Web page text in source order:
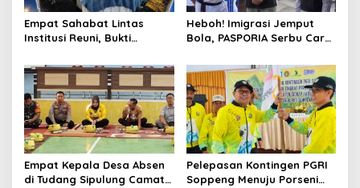
Empat Sahabat Lintas
Institusi Reuni, Bukti
Sejak Mengabdi di Soppeng
Heboh! Imigrasi Jemput
Bola, PASPORIA Serbu Car
Warga Antre Nikmati
Layanan Paspor Akhir
Pekan
Empat Kepala Desa Absen
di Tudang Sipulung Camat
Pelepasan Kontingen PGRI
Soppeng Menuju Porseni